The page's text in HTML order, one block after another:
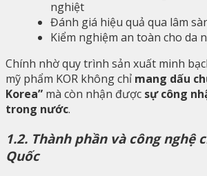
nghiệt
Đánh giá hiệu quả qua lâm
Kiểm nghiệm an toàn cho da
Chính nhờ quy trình sản xuất minh
mỹ phẩm KOR không chỉ mang dấu
Korea” mà còn nhận được sự công
trong nước.
1.2. Thành phần và công nghệ
Quốc